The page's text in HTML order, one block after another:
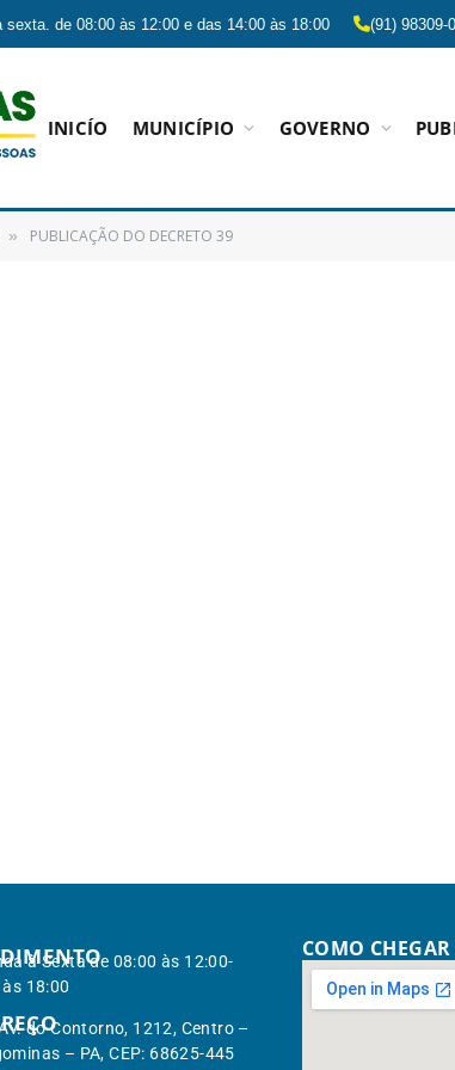
sexta. de 08:00 às 12:00 e das 14:00 às 18:00 (91) 98309-
INICÍO MUNICÍPIO GOVERNO
» PUBLICAÇÃO DO DECRETO 39
à Sexta de 08:00 às 12:00-
18:00
do Contorno, 1212, Centro –
– PA, CEP: 68625-445
COMO